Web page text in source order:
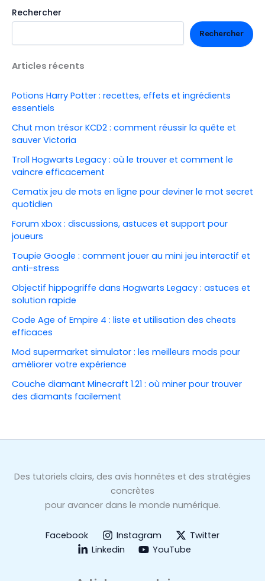
Rechercher
Rechercher
Articles récents
Potions Harry Potter : recettes, effets et ingrédients
essentiels
Chut mon trésor KCD2 : comment réussir la quête et
sauver Victoria
Troll Hogwarts Legacy : où le trouver et comment le
vaincre efficacement
Cematix jeu de mots en ligne pour deviner le mot secret
quotidien
Forum xbox : discussions, astuces et support pour
joueurs
Toupie Google : comment jouer au mini jeu interactif et
anti-stress
Objectif hippogriffe dans Hogwarts Legacy : astuces et
solution rapide
Code Age of Empire 4 : liste et utilisation des cheats
efficaces
Mod supermarket simulator : les meilleurs mods pour
améliorer votre expérience
Couche diamant Minecraft 1.21 : où miner pour trouver
des diamants facilement
Des tutoriels clairs, des avis honnêtes et des stratégies
concrètes
pour avancer dans le monde numérique.
Facebook Instagram
Twitter
Linkedin
YouTube